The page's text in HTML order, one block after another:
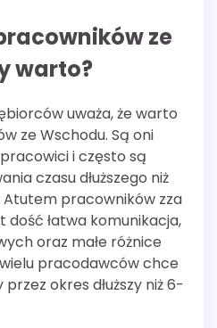
ze
warto?
uważa, że warto
ze Wschodu. Są oni
i często są
czasu dłuższego niż
pracowników zza
dość łatwa komunikacja,
oraz małe różnice
pracodawców chce
okres dłuższy niż 6-